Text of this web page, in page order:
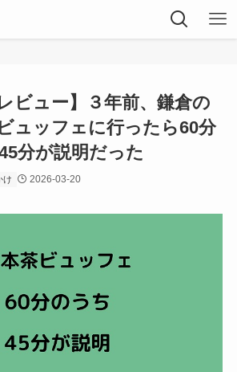
レビュー】３年前、鎌倉の
ュッフェに行ったら60分
分が説明だった
け 2026-03-20